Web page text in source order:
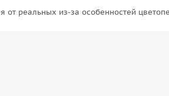
от реальных из-за особенностей